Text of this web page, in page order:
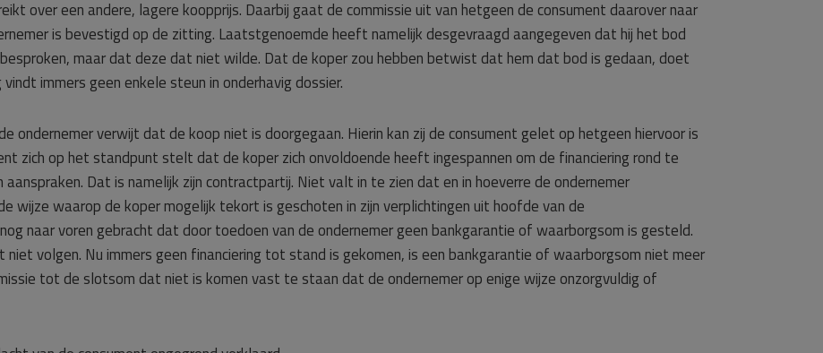
over een andere, lagere koopprijs. Daarbij gaat de commissie uit van hetgeen de consument daarover naar
is bevestigd op de zitting. Laatstgenoemde heeft namelijk desgevraagd aangegeven dat hij het bod
maar dat deze dat niet wilde. Dat de koper zou hebben betwist dat hem dat bod is gedaan, doet
immers geen enkele steun in onderhavig dossier.
ondernemer verwijt dat de koop niet is doorgegaan. Hierin kan zij de consument gelet op hetgeen hiervoor is
zich op het standpunt stelt dat de koper zich onvoldoende heeft ingespannen om de financiering rond te
Dat is namelijk zijn contractpartij. Niet valt in te zien dat en in hoeverre de ondernemer
wijze waarop de koper mogelijk tekort is geschoten in zijn verplichtingen uit hoofde van de
naar voren gebracht dat door toedoen van de ondernemer geen bankgarantie of waarborgsom is gesteld.
niet volgen. Nu immers geen financiering tot stand is gekomen, is een bankgarantie of waarborgsom niet meer
tot de slotsom dat niet is komen vast te staan dat de ondernemer op enige wijze onzorgvuldig of